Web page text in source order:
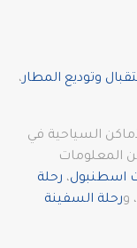
وتوديع المطار،
السياحية في
المعلومات
اسطنبول، رحلة
، ورحلة السفينة